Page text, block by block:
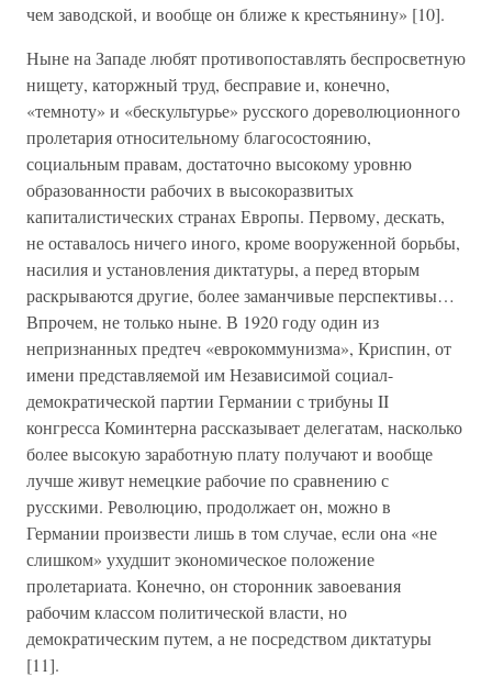
чем заводской, и вообще он ближе к крестьянину» [10].
Ныне на Западе любят противопоставлять беспросветную
нищету, каторжный труд, бесправие и, конечно,
«темноту» и «бескультурье» русского дореволюционного
пролетария относительному благосостоянию,
социальным правам, достаточно высокому уровню
образованности рабочих в высокоразвитых
капиталистических странах Европы. Первому, дескать,
не оставалось ничего иного, кроме вооруженной борьбы,
насилия и установления диктатуры, а перед вторым
раскрываются другие, более заманчивые перспективы…
Впрочем, не только ныне. В 1920 году один из
непризнанных предтеч «еврокоммунизма», Криспин, от
имени представляемой им Независимой социал-
демократической партии Германии с трибуны II
конгресса Коминтерна рассказывает делегатам, насколько
более высокую заработную плату получают и вообще
лучше живут немецкие рабочие по сравнению с
русскими. Революцию, продолжает он, можно в
Германии произвести лишь в том случае, если она «не
слишком» ухудшит экономическое положение
пролетариата. Конечно, он сторонник завоевания
рабочим классом политической власти, но
демократическим путем, а не посредством диктатуры
[11].